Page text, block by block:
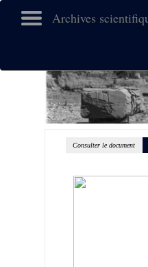
Archives
Consulter le document